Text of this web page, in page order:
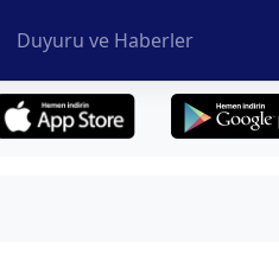
Duyuru ve Haberler